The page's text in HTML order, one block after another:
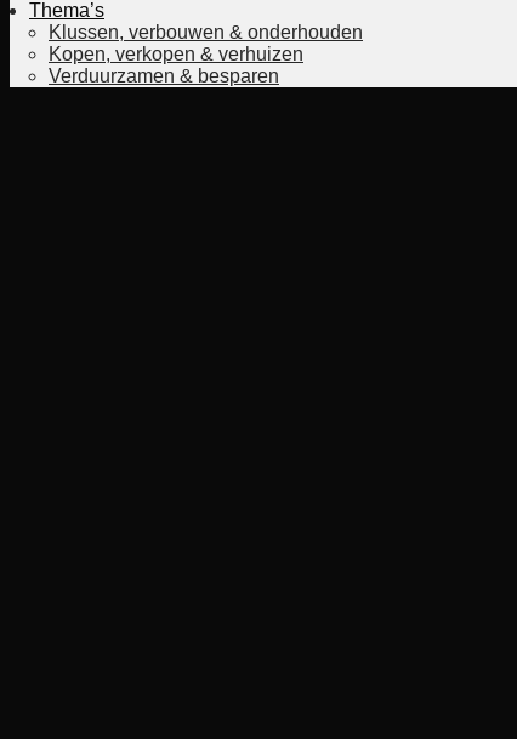
Thema’s
Klussen, verbouwen & onderhouden
Kopen, verkopen & verhuizen
Verduurzamen & besparen